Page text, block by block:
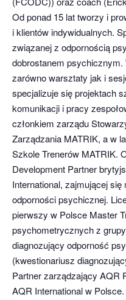
Od ponad 15 lat tworzy i
i klientów indywidualnych.
związanej z odpornością
dobrostanem
zarówno warsztaty jak i
specjalizuje się projektach
komunikacji i pracy
członkiem zarządu
Zarządzania MATRIK, a w
Szkole Trenerów MATRIK.
Development Partner
International, zajmującej
odporności psychicznej.
pierwszy w Polsce Master
psychometrycznych z
diagnozujący odporność
(kwestionariusz
Partner zarządzający AQR
AQR International w Polsce.